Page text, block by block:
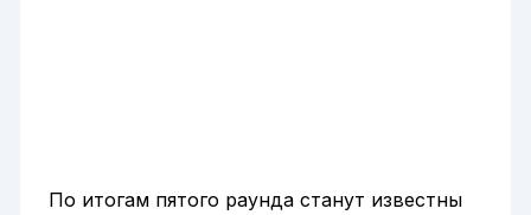
По итогам пятого раунда станут известны